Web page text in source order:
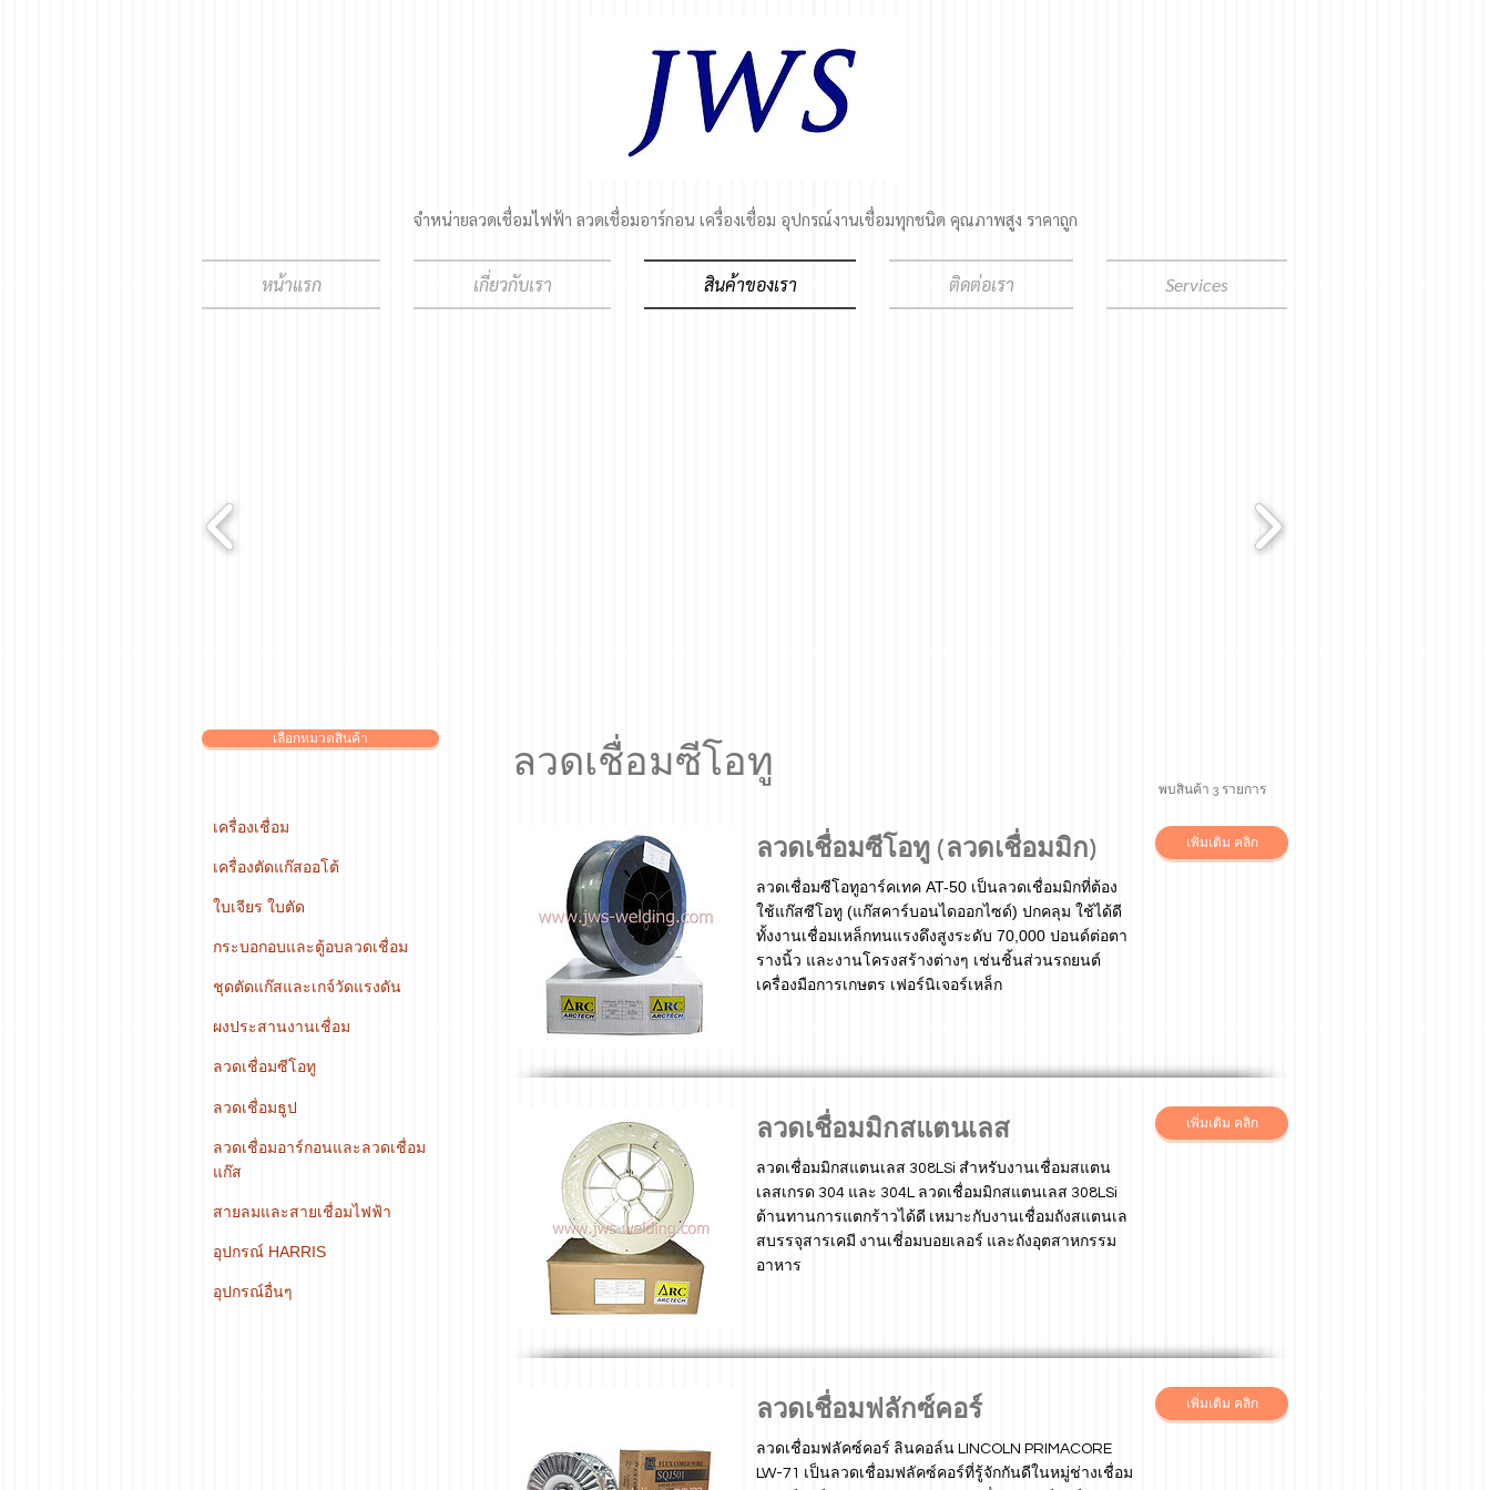
จำหน่ายลวดเชื่อมไฟฟ้า ลวดเชื่อมอาร์กอน เครื่องเชื่อม อุปกรณ์งานเชื่อมทุกชนิด คุณภาพสูง ราคาถูก
หน้าแรก เกี่ยวกับเรา สินค้าของเรา ติดต่อเรา Services
ลวดเชื่อมซีโอทู
พบสินค้า 3 รายการ
ลวดเชื่อมซีโอทู (ลวดเชื่อมมิก)
ลวดเชื่อมซีโอทูอาร์คเทค AT-50 เป็นลวดเชื่อมมิกที่ต้อง
ใช้แก๊สซีโอทู (แก๊สคาร์บอนไดออกไซด์) ปกคลุม ใช้ได้ดี
ทั้งงานเชื่อมเหล็กทนแรงดึงสูงระดับ 70,000 ปอนด์ต่อตา
รางนิ้ว และงานโครงสร้างต่างๆ เช่นชิ้นส่วนรถยนต์
เครื่องมือการเกษตร เฟอร์นิเจอร์เหล็ก
เพิ่มเติม คลิก
ลวดเชื่อมมิกสแตนเลส
ลวดเชื่อมมิกสแตนเลส 308LSi สำหรับงานเชื่อมสแตน
เลสเกรด 304 และ 304L ลวดเชื่อมมิกสแตนเลส 308LSi
ต้านทานการแตกร้าวได้ดี เหมาะกับงานเชื่อมถังสแตนเล
สบรรจุสารเคมี งานเชี่อมบอยเลอร์ และถังอุตสาหกรรม
อาหาร
เพิ่มเติม คลิก
ลวดเชื่อมฟลักซ์คอร์
ลวดเชื่อมฟลัคซ์คอร์ ลินคอล์น LINCOLN PRIMACORE
LW-71 เป็นลวดเชื่อมฟลัคซ์คอร์ที่รู้จักกันดีในหมู่ช่างเชื่อม
เพิ่มเติม คลิก
เครื่องเชื่อม
เครื่องตัดแก๊สออโต้
ใบเจียร ใบตัด
กระบอกอบและตู้อบลวดเชื่อม
ชุดตัดแก๊สและเกจ์วัดแรงดัน
ผงประสานงานเชื่อม
ลวดเชื่อมซีโอทู
ลวดเชื่อมธูป
ลวดเชื่อมอาร์กอนและลวดเชื่อม
แก๊ส
สายลมและสายเชื่อมไฟฟ้า
อุปกรณ์ HARRIS
อุปกรณ์อื่นๆ
เลือกหมวดสินค้า